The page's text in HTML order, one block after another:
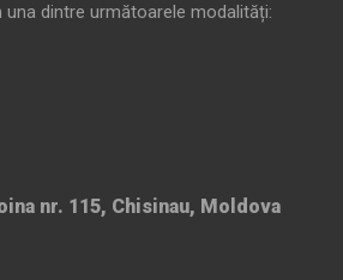
dintre următoarele modalități:
nr. 115, Chisinau, Moldova